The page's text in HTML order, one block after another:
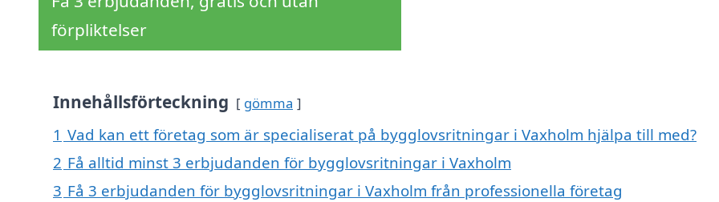
förpliktelser
Innehållsförteckning gömma
1 Vad kan ett företag som är specialiserat på bygglovsritningar i Vaxholm hjälpa till med?
2 Få alltid minst 3 erbjudanden för bygglovsritningar i Vaxholm
3 Få 3 erbjudanden för bygglovsritningar i Vaxholm från professionella företag